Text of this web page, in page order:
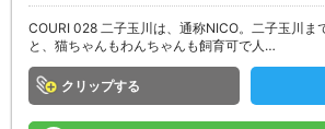
COURI 028 二子玉川は、通称NICO。二子玉川ま
と、猫ちゃんもわんちゃんも飼育可で人…
クリップ